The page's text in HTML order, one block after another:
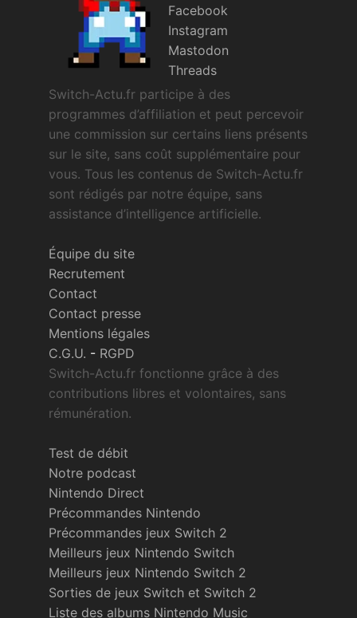
Facebook
Instagram
Mastodon
Threads
Switch-Actu.fr participe à des
programmes d’affiliation et peut percevoir
une commission sur certains liens présents
sur le site, sans coût supplémentaire pour
vous. Tous les contenus de Switch-Actu.fr
sont rédigés par notre équipe, sans
assistance d’intelligence artificielle.
Équipe du site
Recrutement
Contact
Contact presse
Mentions légales
C.G.U. - RGPD
Switch-Actu.fr fonctionne grâce à des
contributions libres et volontaires, sans
rémunération.
Test de débit
Notre podcast
Nintendo Direct
Précommandes Nintendo
Précommandes jeux Switch 2
Meilleurs jeux Nintendo Switch
Meilleurs jeux Nintendo Switch 2
Sorties de jeux Switch et Switch 2
Liste des albums Nintendo Music